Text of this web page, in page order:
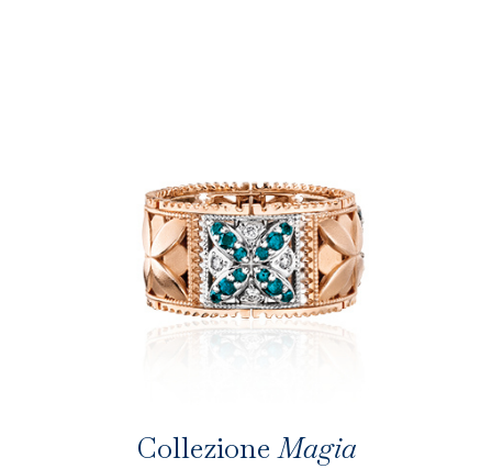
INFO@MARZIOMILANO.COM
ES EN IT
CollezioneMagia